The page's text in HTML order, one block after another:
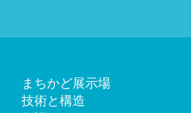
まちかど展示場
技術と構造